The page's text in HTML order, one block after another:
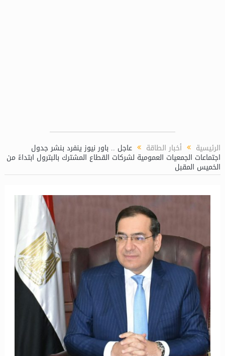
الرئيسية أخبار الطاقة عاجل .. باور نيوز ينفرد بنشر جدول
اجتماعات الجمعيات العمومية لشركات القطاع المشترك بالبترول ابتداءً من
الخميس المقبل